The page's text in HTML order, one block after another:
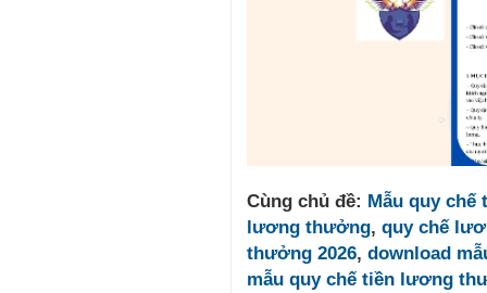
Cùng chủ đề: Mẫu quy
lương thưởng, quy chế
thưởng 2026, download
mẫu quy chế tiền lương